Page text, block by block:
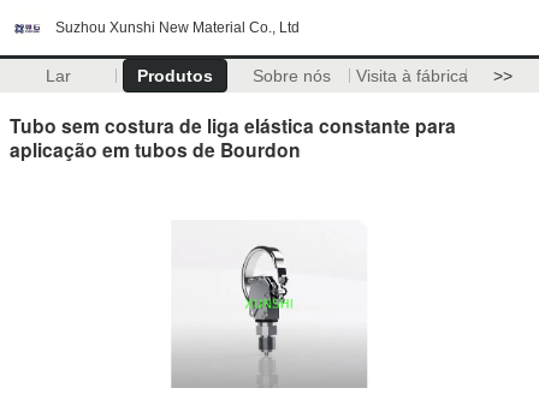
Suzhou Xunshi New Material Co., Ltd
Lar Produtos Sobre nós Visita à fábrica >>
Tubo sem costura de liga elástica constante para
aplicação em tubos de Bourdon